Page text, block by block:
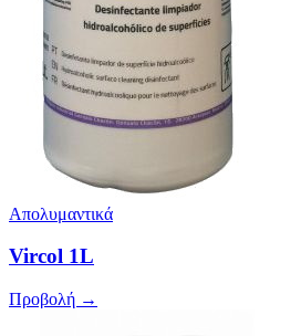
Απολυμαντικά
Vircol 1L
Προβολή →